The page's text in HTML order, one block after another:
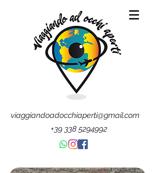
viaggiandoadocchiaperti@gmail.com
+39 338 5294992